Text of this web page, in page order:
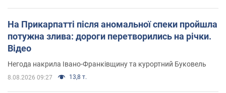
На Прикарпатті після аномальної спеки пройшла
потужна злива: дороги перетворились на річки.
Відео
Негода накрила Івано-Франківщину та курортний Буковель
8.08.2026 09:27 13,8 т.